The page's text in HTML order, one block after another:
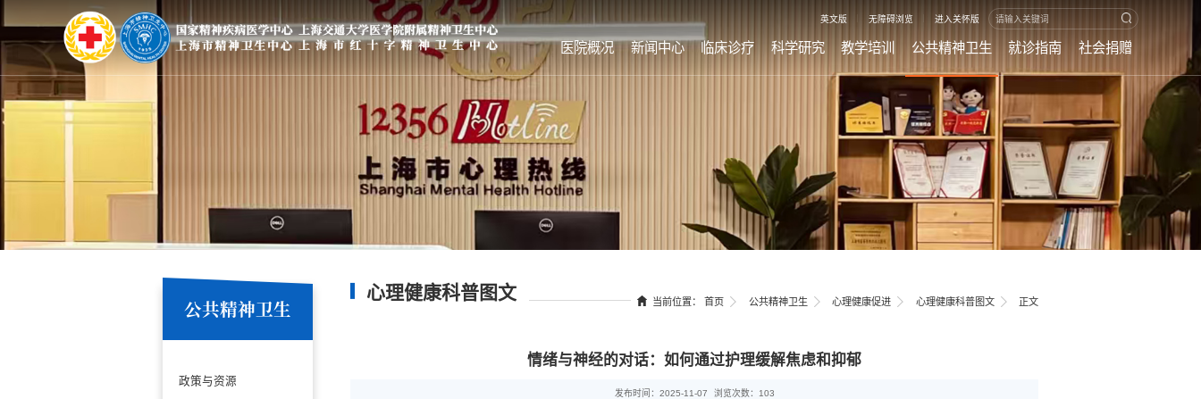
英文版 无障碍浏览 进入关怀版
医院概况 新闻中心 临床诊疗 科学研究 教学培训 公共精神卫生 就诊指南 社会捐赠
公共精神卫生
政策与资源
心理健康科普图文 当前位置： 首页 公共精神卫生 心理健康促进 心理健康科普图文 正文
情绪与神经的对话：如何通过护理缓解焦虑和抑郁
发布时间：2025-11-07 浏览次数： 103